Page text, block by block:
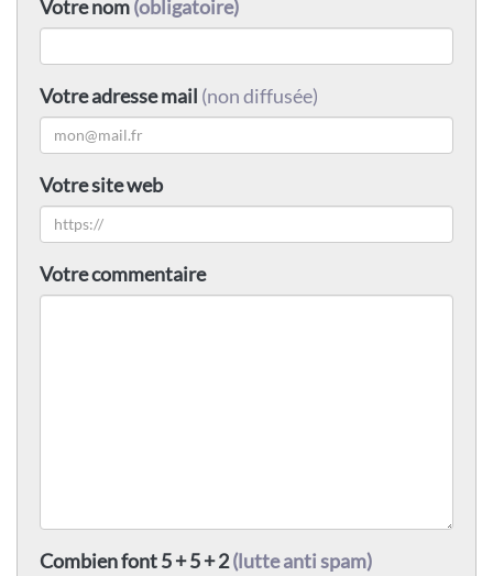
Votre nom(obligatoire)
Votre adresse mail (non diffusée)
Votre site web
Votre commentaire
Combien font 5 + 5 + 2(lutte anti spam)